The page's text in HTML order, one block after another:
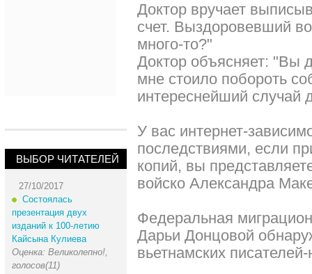
ВЫБОР ЧИТАТЕЛЕЙ
27/10/2017
Состоялась
презентация двух
изданий к 100-летию
Кайсына Кулиева
Оценка: Великолепно!,
голосов(11)
Доктор вручает
счет. Выздоровевший
много-то?"
Доктор объясняет: "Вы
мне стоило побороть
интереснейший случай
У вас интернет-
последствиями, если
копий, вы
войско Александра
Федеральная
Дарьи Донцовой
вьетнамских